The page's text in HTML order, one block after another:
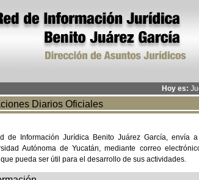
Hoy es:
Diarios Oficiales
de Información Jurídica Benito Juárez García, envía
Autónoma de Yucatán, mediante correo
pueda ser útil para el desarrollo de sus actividades.